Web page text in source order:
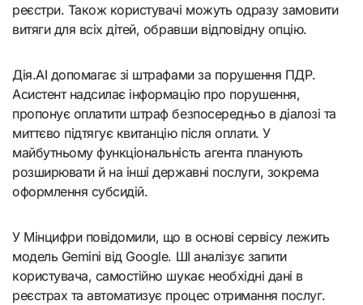
реєстри. Також користувачі можуть одразу замовити
витяги для всіх дітей, обравши відповідну опцію.
Дія.AI допомагає зі штрафами за порушення ПДР.
Асистент надсилає інформацію про порушення,
пропонує оплатити штраф безпосередньо в діалозі та
миттєво підтягує квитанцію після оплати. У
майбутньому функціональність агента планують
розширювати й на інші державні послуги, зокрема
оформлення субсидій.
У Мінцифри повідомили, що в основі сервісу лежить
модель Gemini від Google. ШІ аналізує запити
користувача, самостійно шукає необхідні дані в
реєстрах та автоматизує процес отримання послуг.